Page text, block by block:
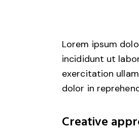
Lorem ipsum
incididunt ut
exercitation
dolor in
Creative